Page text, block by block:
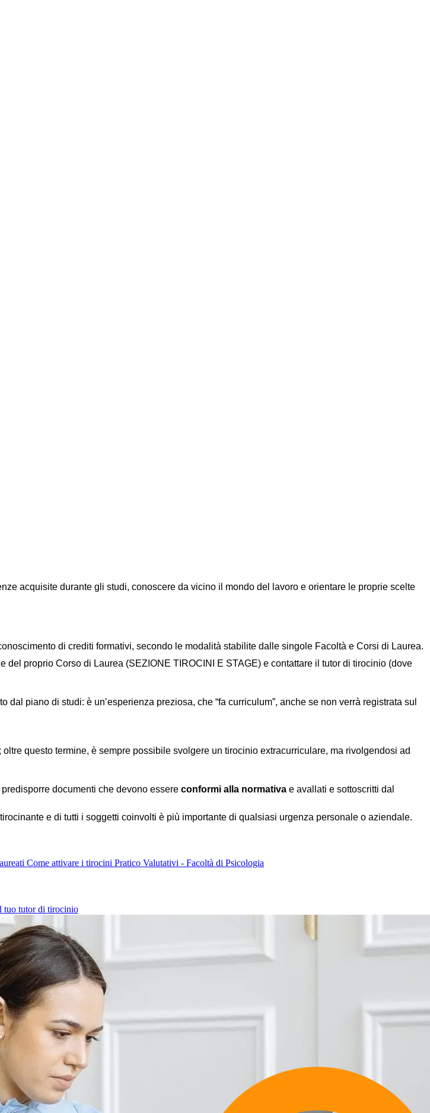
acquisite durante gli studi, conoscere da vicino il mondo del lavoro e orientare le proprie scelte
di crediti formativi, secondo le modalità stabilite dalle singole Facoltà e Corsi di Laurea.
del proprio Corso di Laurea (SEZIONE TIROCINI E STAGE) e contattare il tutor di tirocinio (dove
piano di studi: è un’esperienza preziosa, che “fa curriculum”, anche se non verrà registrata sul
questo termine, è sempre possibile svolgere un tirocinio extracurriculare, ma rivolgendosi ad
documenti che devono essere conformi alla normativa e avallati e sottoscritti dal
e di tutti i soggetti coinvolti è più importante di qualsiasi urgenza personale o aziendale.
Come attivare i tirocini Pratico Valutativi - Facoltà di Psicologia
tuo tutor di tirocinio